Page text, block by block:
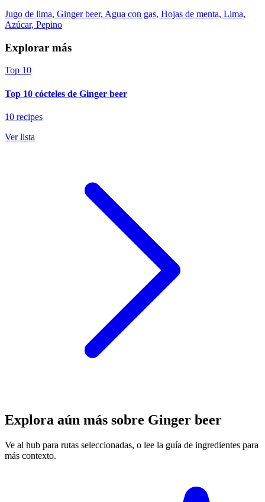
Jugo de lima, Ginger beer, Agua con gas, Hojas de menta, Lima,
Azúcar, Pepino
Explorar más
Top 10
Top 10 cócteles de Ginger beer
10 recipes
Ver lista
Explora aún más sobre Ginger beer
Ve al hub para rutas seleccionadas, o lee la guía de ingredientes para
más contexto.